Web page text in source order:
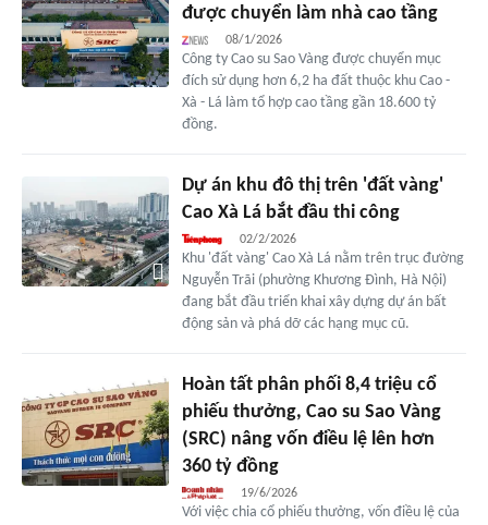
được chuyển làm nhà cao tầng
08/1/2026
Công ty Cao su Sao Vàng được chuyển mục
đích sử dụng hơn 6,2 ha đất thuộc khu Cao -
Xà - Lá làm tổ hợp cao tầng gần 18.600 tỷ
đồng.
Dự án khu đô thị trên 'đất vàng'
Cao Xà Lá bắt đầu thi công
02/2/2026
Khu 'đất vàng' Cao Xà Lá nằm trên trục đường
Nguyễn Trãi (phường Khương Đình, Hà Nội)
đang bắt đầu triển khai xây dựng dự án bất
động sản và phá dỡ các hạng mục cũ.
Hoàn tất phân phối 8,4 triệu cổ
phiếu thưởng, Cao su Sao Vàng
(SRC) nâng vốn điều lệ lên hơn
360 tỷ đồng
19/6/2026
Với việc chia cổ phiếu thưởng, vốn điều lệ của